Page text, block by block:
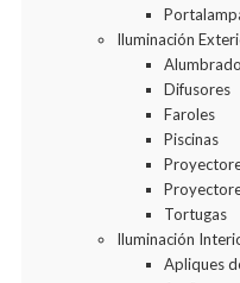
Iluminación
Difusores
Faroles
Piscinas
Tortugas
Iluminación
Apliques